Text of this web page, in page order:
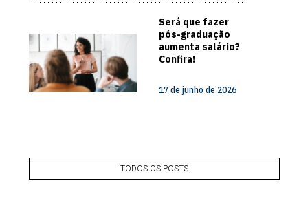
Será que fazer
pós-graduação
aumenta salário?
Confira!
17 de junho de 2026
TODOS OS POSTS